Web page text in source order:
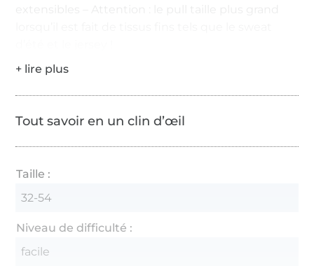
Tout savoir en un clin d’œil
Taille :
32-54
Niveau de difficulté :
facile